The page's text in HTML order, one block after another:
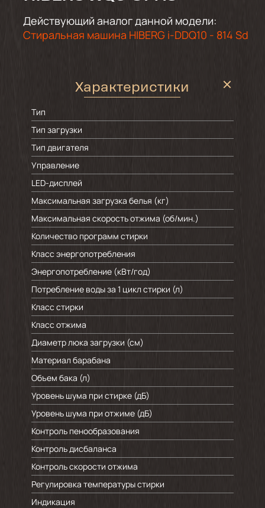
Действующий аналог данной модели:
Стиральная машина HIBERG i-DDQ10 - 814 Sd
Характеристики
Тип
Тип загрузки
Тип двигателя
Управление
LED-дисплей
Максимальная загрузка белья (кг)
Максимальная скорость отжима (об/мин.)
Количество программ стирки
Класс энергопотребления
Энергопотребление (кВт/год)
Потребление воды за 1 цикл стирки (л)
Класс стирки
Класс отжима
Диаметр люка загрузки (см)
Материал барабана
Объем бака (л)
Уровень шума при стирке (дБ)
Уровень шума при отжиме (дБ)
Контроль пенообразования
Контроль дисбаланса
Контроль скорости отжима
Регулировка температуры стирки
Индикация